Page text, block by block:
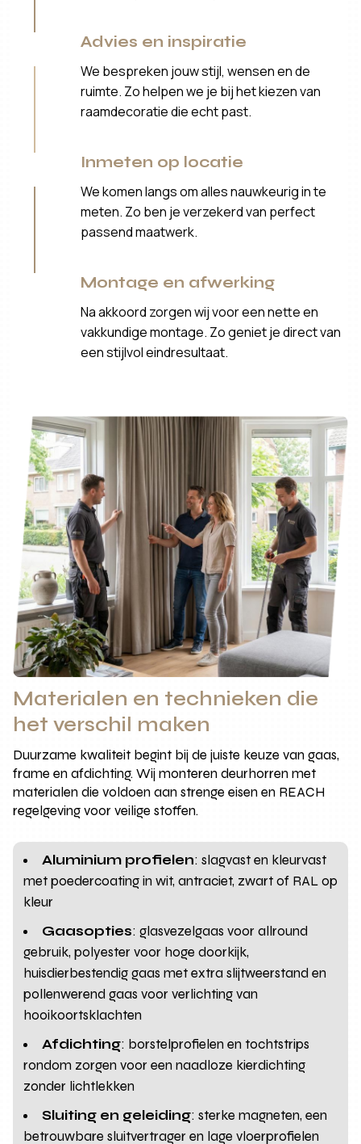
Advies en inspiratie
We bespreken jouw stijl, wensen en de
ruimte. Zo helpen we je bij het kiezen van
raamdecoratie die echt past.
Inmeten op locatie
We komen langs om alles nauwkeurig in te
meten. Zo ben je verzekerd van perfect
passend maatwerk.
Montage en afwerking
Na akkoord zorgen wij voor een nette en
vakkundige montage. Zo geniet je direct van
een stijlvol eindresultaat.
Materialen en technieken die
het verschil maken
Duurzame kwaliteit begint bij de juiste keuze van gaas,
frame en afdichting. Wij monteren deurhorren met
materialen die voldoen aan strenge eisen en REACH
regelgeving voor veilige stoffen.
Aluminium profielen: slagvast en kleurvast
met poedercoating in wit, antraciet, zwart of RAL op
kleur
Gaasopties: glasvezelgaas voor allround
gebruik, polyester voor hoge doorkijk,
huisdierbestendig gaas met extra slijtweerstand en
pollenwerend gaas voor verlichting van
hooikoortsklachten
Afdichting: borstelprofielen en tochtstrips
rondom zorgen voor een naadloze kierdichting
zonder lichtlekken
Sluiting en geleiding: sterke magneten, een
betrouwbare sluitvertrager en lage vloerprofielen